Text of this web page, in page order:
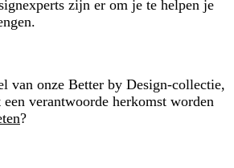
zijn er om je te helpen je
van onze Better by Design-collectie,
verantwoorde herkomst worden
?